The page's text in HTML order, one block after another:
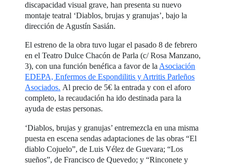
discapacidad visual grave, han presenta su nuevo
montaje teatral ‘Diablos, brujas y granujas’, bajo la
dirección de Agustín Sasián.
El estreno de la obra tuvo lugar el pasado 8 de febrero
en el Teatro Dulce Chacón de Parla (c/ Rosa Manzano,
3), con una función benéfica a favor de laAsociación
EDEPA, Enfermos de Espondilitis y Artritis Parleños
Asociados. Al precio de 5€ la entrada y con el aforo
completo, la recaudación ha ido destinada para la
ayuda de estas personas.
‘Diablos, brujas y granujas’ entremezcla en una misma
puesta en escena sendas adaptaciones de las obras “El
diablo Cojuelo”, de Luis Vélez de Guevara; “Los
sueños”, de Francisco de Quevedo; y “Rinconete y